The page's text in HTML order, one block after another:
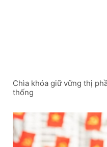
Chìa khóa giữ vững thị
thống